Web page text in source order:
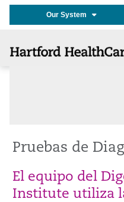
Our System
Pruebas de
El equipo del
Institute utiliza